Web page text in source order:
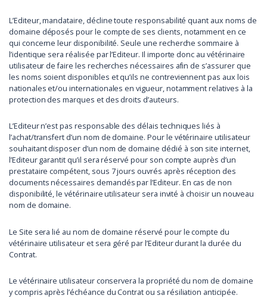
L’Editeur, mandataire, décline toute responsabilité quant aux noms de
domaine déposés pour le compte de ses clients, notamment en ce
qui concerne leur disponibilité. Seule une recherche sommaire à
l’identique sera réalisée par l’Editeur. Il importe donc au vétérinaire
utilisateur de faire les recherches nécessaires afin de s’assurer que
les noms soient disponibles et qu’ils ne contreviennent pas aux lois
nationales et/ou internationales en vigueur, notamment relatives à la
protection des marques et des droits d’auteurs.
L’Editeur n’est pas responsable des délais techniques liés à
l’achat/transfert d’un nom de domaine. Pour le vétérinaire utilisateur
souhaitant disposer d’un nom de domaine dédié à son site internet,
l’Editeur garantit qu’il sera réservé pour son compte auprès d’un
prestataire compétent, sous 7 jours ouvrés après réception des
documents nécessaires demandés par l’Editeur. En cas de non
disponibilité, le vétérinaire utilisateur sera invité à choisir un nouveau
nom de domaine.
Le Site sera lié au nom de domaine réservé pour le compte du
vétérinaire utilisateur et sera géré par l’Editeur durant la durée du
Contrat.
Le vétérinaire utilisateur conservera la propriété du nom de domaine
y compris après l’échéance du Contrat ou sa résiliation anticipée.